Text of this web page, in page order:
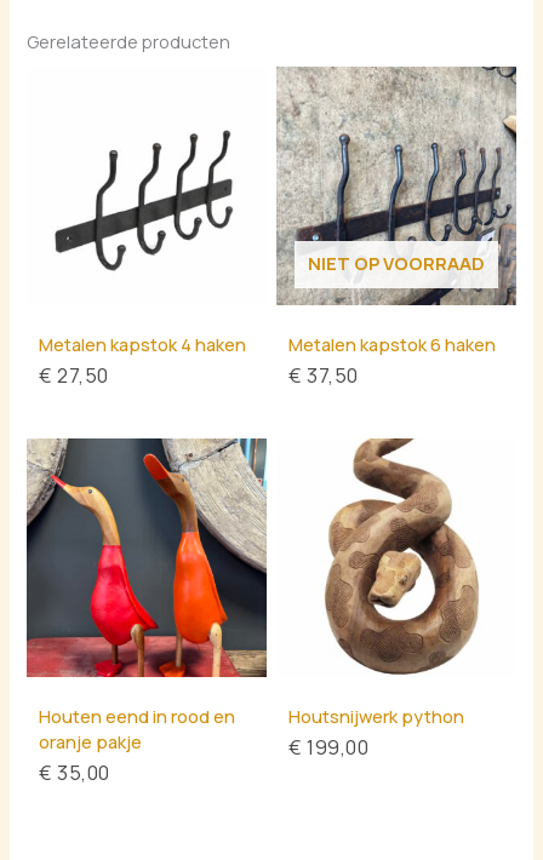
Gerelateerde producten
Metalen kapstok 4 haken
€ 27,50
NIET OP VOORRAAD
Metalen kapstok 6 haken
€ 37,50
Houten eend in rood en
oranje pakje
€ 35,00
Houtsnijwerk python
€ 199,00